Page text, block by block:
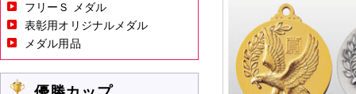
フリーＳ メダル
表彰用オリジナルメダル
メダル用品